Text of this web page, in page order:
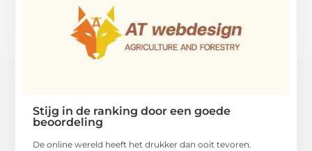
Stijg in de ranking door een goede
beoordeling
De online wereld heeft het drukker dan ooit tevoren.